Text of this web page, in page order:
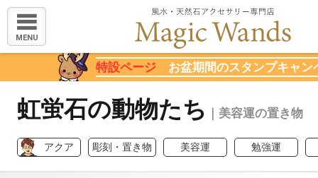
MENU
特設ページ お盆期間のスタンプキャン
虹蛍石の動物たち ｜美容運の置き物
アクア 彫刻・置き物 美容運 勉強運